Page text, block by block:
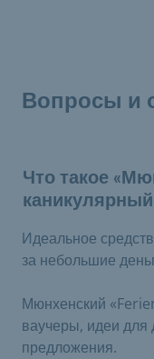
Вопросы и
Что такое
каникулярный
Идеальное
за небольшие
Мюнхенский
ваучеры, идеи для
предложения.